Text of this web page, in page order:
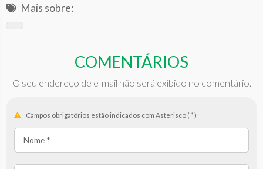
Mais sobre:
COMENTÁRIOS
O seu endereço de e-mail não será exibido no comentário.
Campos obrigatórios estão indicados com Asterisco ( *)